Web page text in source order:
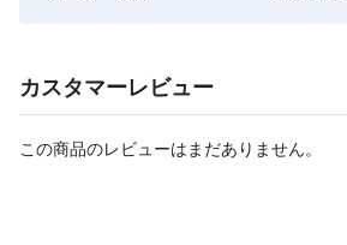
カスタマーレビュー
この商品のレビューはまだありません。